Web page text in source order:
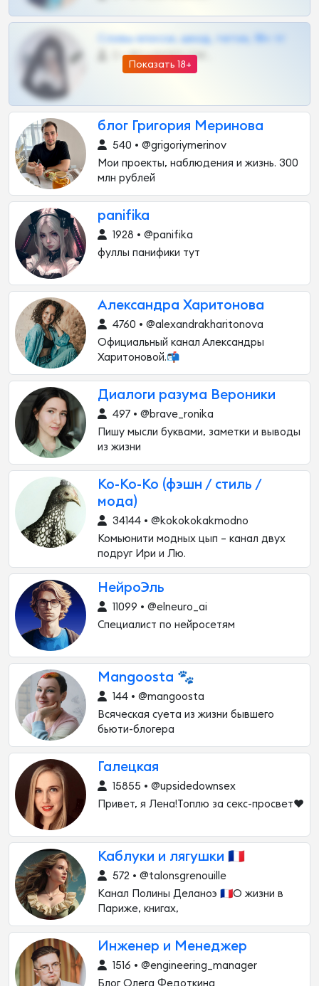
Показать 18+
Сливы вписок, шкод, теток, 18+ тг
0 •
блог Григория Меринова
540 • @grigoriymerinov
Мои проекты, наблюдения и жизнь. 300
млн рублей
panifika
1928 • @panifika
фуллы панифики тут
Александра Харитонова
4760 • @alexandrakharitonova
Официальный канал Александры
Харитоновой.📬
Диалоги разума Вероники
497 • @brave_ronika
Пишу мысли буквами, заметки и выводы
из жизни
Ко-Ко-Ко (фэшн / стиль /
мода)
34144 • @kokokokakmodno
Комьюнити модных цып – канал двух
подруг Ири и Лю.
НейроЭль
11099 • @elneuro_ai
Специалист по нейросетям
Mangoosta 🐾
144 • @mangoosta
Всяческая суета из жизни бывшего
бьюти-блогера
Галецкая
15855 • @upsidedownsex
Привет, я Лена!Топлю за секс-просвет❤️
Каблуки и лягушки 🇫🇷
572 • @talonsgrenouille
Канал Полины Деланоэ 🇲🇫О жизни в
Париже, книгах,
Инженер и Менеджер
1516 • @engineering_manager
Блог Олега Федоткина